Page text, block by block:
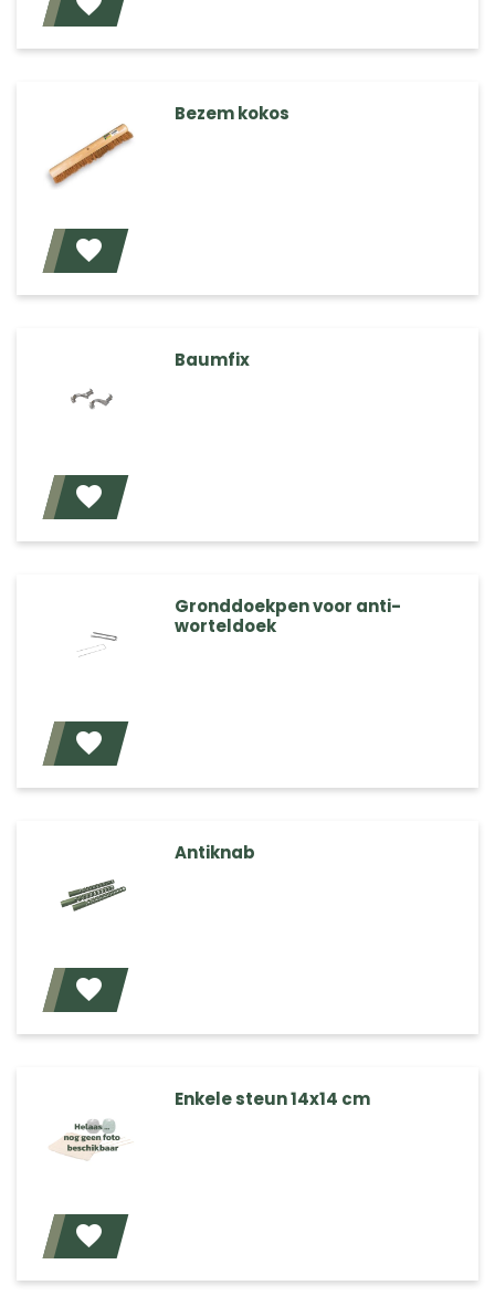
Bezem kokos
Baumfix
Gronddoekpen voor anti-
worteldoek
Antiknab
Enkele steun 14x14 cm